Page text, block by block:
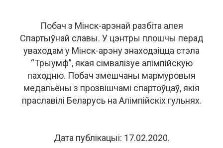
Побач з Мінск-арэнай разбіта алея
Спартыўнай славы. У цэнтры плошчы перад
уваходам у Мінск-арэну знаходзіцца стэла
“Трыумф”, якая сімвалізуе алімпійскую
паходню. Побач змешчаны мармуровыя
медальёны з прозвішчамі спартоўцаў, якія
праславілі Беларусь на Алімпійскіх гульнях.
Дата публікацыі: 17.02.2020.